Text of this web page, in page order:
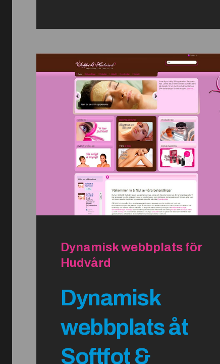
Dynamisk webbplats för
Hudvård
Dynamisk
webbplats åt
Softfot &